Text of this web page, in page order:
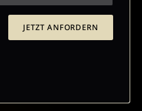
JETZT ANFORDERN